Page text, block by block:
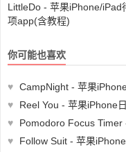
LittleDo - 苹果iPhone/iPad
项app(含教程)
你可能也喜欢
♥ CampNight - 苹果iPhone/
♥
Reel You - 苹果iPhone
♥
Pomodoro Focus Timer - 苹果
♥
Follow Suit - 苹果